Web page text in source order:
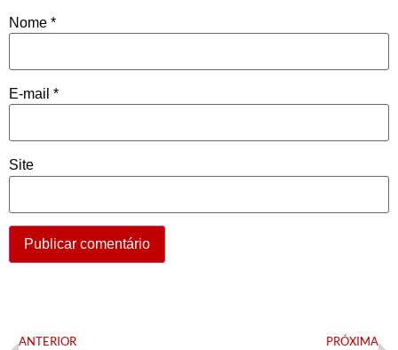
Nome *
E-mail *
Site
ANTERIOR PRÓXIMA